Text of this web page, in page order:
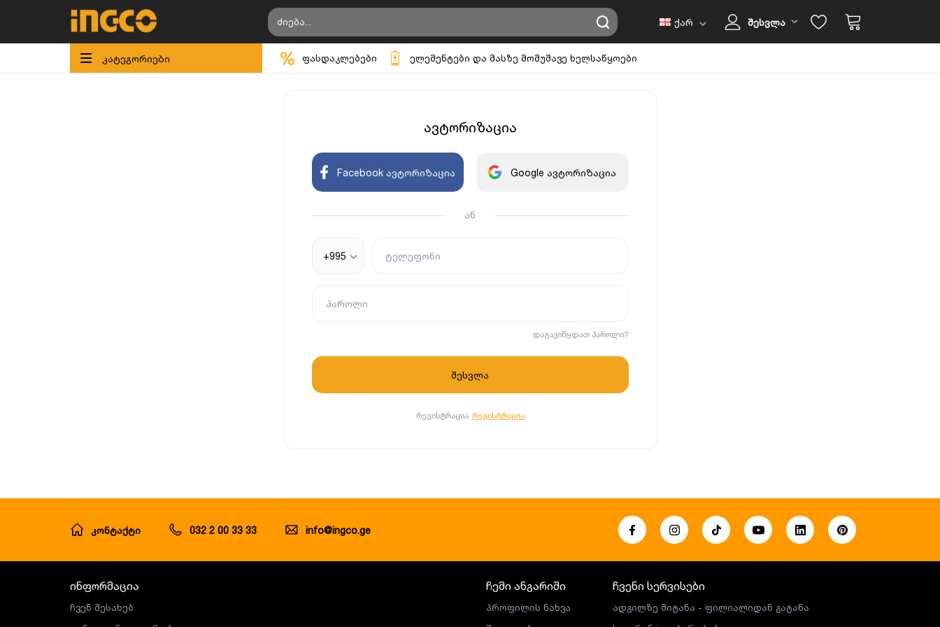
ქარ შესვლა
კატეგორიები ფასდაკლებები ელემენტები და მასზე მომუშავე ხელსაწყოები
ავტორიზაცია
Facebook ავტორიზაცია Google ავტორიზაცია
ან
+995 ტელეფონი
პაროლი
დაგავიწყდათ პაროლი?
რეგისტრაცია რეგისტრაცია
კონტაქტი 032 2 00 33 33 info@ingco.ge
ინფორმაცია
ჩვენ შესახებ
ჩემი ანგარიში
პროფილის ნახვა
ჩვენი სერვისები
ადგილზე მიტანა - ფილიალიდან გატანა